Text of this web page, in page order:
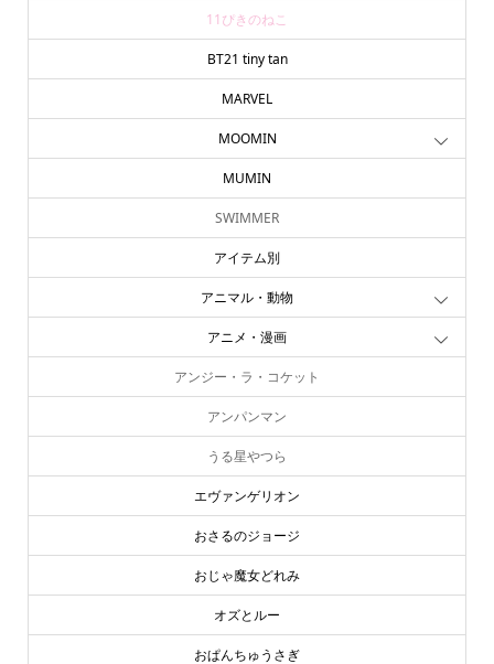
11ぴきのねこ
BT21 tiny tan
MARVEL
MOOMIN
MUMIN
SWIMMER
アイテム別
アニマル・動物
アニメ・漫画
アンジー・ラ・コケット
アンパンマン
うる星やつら
エヴァンゲリオン
おさるのジョージ
おじゃ魔女どれみ
オズとルー